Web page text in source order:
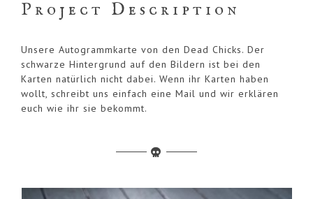
Project Description
Unsere Autogrammkarte von den Dead Chicks. Der
schwarze Hintergrund auf den Bildern ist bei den
Karten natürlich nicht dabei. Wenn ihr Karten haben
wollt, schreibt uns einfach eine Mail und wir erklären
euch wie ihr sie bekommt.